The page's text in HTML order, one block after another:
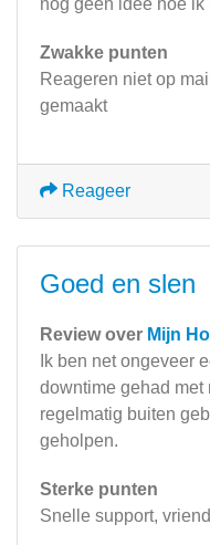
nog geen idee hoe ik
Zwakke punten
Reageren niet op
gemaakt
Reageer
Goed en slen
Review over Mijn
Ik ben net ongeveer
downtime gehad
regelmatig buiten
geholpen.
Sterke punten
Snelle support,